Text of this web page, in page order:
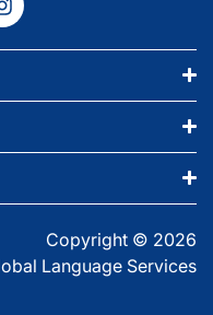
Copyright © 2026
Language Services